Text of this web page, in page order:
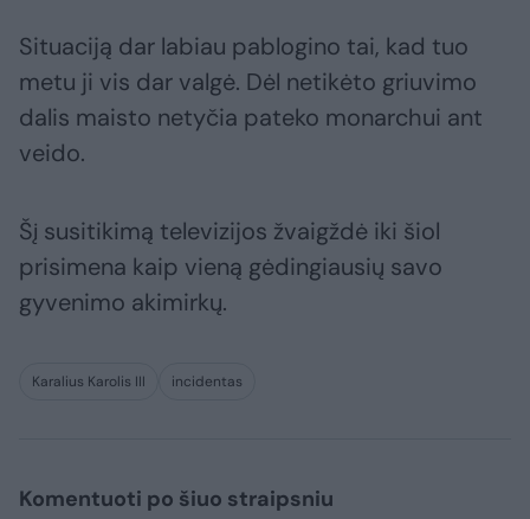
Situaciją dar labiau pablogino tai, kad tuo
metu ji vis dar valgė. Dėl netikėto griuvimo
dalis maisto netyčia pateko monarchui ant
veido.
Šį susitikimą televizijos žvaigždė iki šiol
prisimena kaip vieną gėdingiausių savo
gyvenimo akimirkų.
Karalius Karolis III incidentas
Komentuoti po šiuo straipsniu